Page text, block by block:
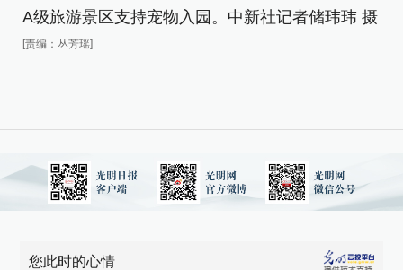
A级旅游景区支持宠物入园。中新社记者储玮玮 摄
[责编：丛芳瑶]
您此时的心情